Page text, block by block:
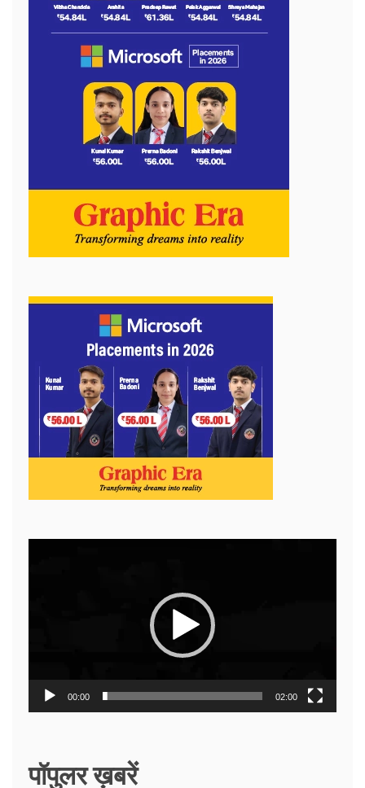
00:00 02:00
पॉपुलर ख़बरें